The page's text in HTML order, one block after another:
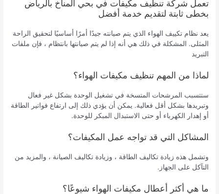
تعمل شركة تنظيف مكيفات في بحي المناخ بالرياض
بخطى ثابتة لتقديم خدمة أفضل
يعد نظام تكييف الهواء الذي يتم صيانته جيدًا أمرًا أساسيًا لتحقيق الراحة
المثلى. المشكلة في ذلك هي أنه إذا لم يتم صيانتها بانتظام ، فإن ملفات
التبريد
لماذا من المهم تنظيف مكيفات الهواء؟
ستتسبب المرشحات المتسخة في تشغيل الوحدة بشكل غير فعال
وتبريدها بشكل أقل فعالية. يمكن أن يؤدي ذلك إلى ارتفاع فواتير الطاقة
أو إهدار الكهرباء أو حتى الاستبدال المبكر للوحدة.
المشاكل التي قد تواجه عمل المكيفات؟
وتشمل هذه زيادة تكاليف الطاقة ، وزيادة تكاليف الصيانة ، والمزيد من
التآكل على الجهاز.
ما هي أكثر أعطال مكيفات الهواء شيوعًا؟